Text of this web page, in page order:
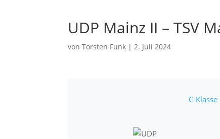
UDP Mainz II – TSV
vonTorsten Funk |2. Juli 2024
C-